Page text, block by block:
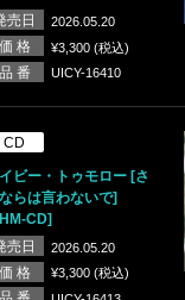
売日
2026.05.20
価 格 ¥3,300 (税込)
品 番 UICY-16410
CD
ビー・トゥモロー [さ
らは言わないで]
CD]
売日
2026.05.20
価 格 ¥3,300 (税込)